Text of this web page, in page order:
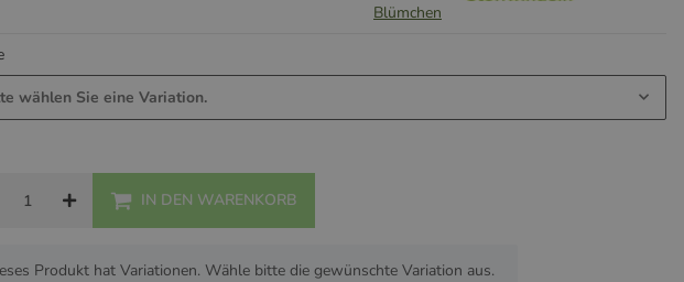
Blümchen
wählen Sie eine Variation.
IN DEN WARENKORB
Produkt hat Variationen. Wähle bitte die gewünschte Variation aus.